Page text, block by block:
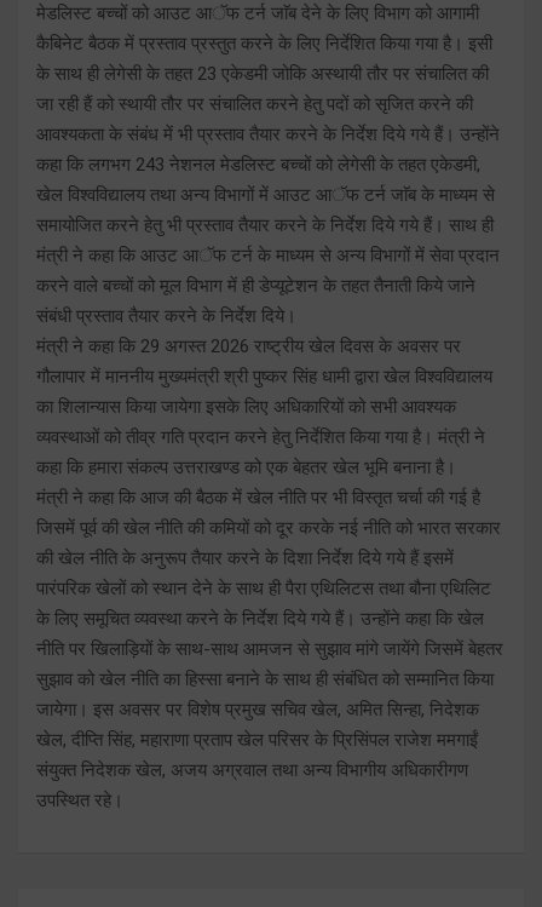
मेडलिस्ट बच्चों को आउट आॅफ टर्न जाॅब देने के लिए विभाग को आगामी
कैबिनेट बैठक में प्रस्ताव प्रस्तुत करने के लिए निर्देशित किया गया है। इसी
के साथ ही लेगेसी के तहत 23 एकेडमी जोकि अस्थायी तौर पर संचालित की
जा रही हैं को स्थायी तौर पर संचालित करने हेतु पदों को सृजित करने की
आवश्यकता के संबंध में भी प्रस्ताव तैयार करने के निर्देश दिये गये हैं। उन्होंने
कहा कि लगभग 243 नेशनल मेडलिस्ट बच्चों को लेगेसी के तहत एकेडमी,
खेल विश्वविद्यालय तथा अन्य विभागों में आउट आॅफ टर्न जाॅब के माध्यम से
समायोजित करने हेतु भी प्रस्ताव तैयार करने के निर्देश दिये गये हैं। साथ ही
मंत्री ने कहा कि आउट आॅफ टर्न के माध्यम से अन्य विभागों में सेवा प्रदान
करने वाले बच्चों को मूल विभाग में ही डेप्यूटेशन के तहत तैनाती किये जाने
संबंधी प्रस्ताव तैयार करने के निर्देश दिये।
मंत्री ने कहा कि 29 अगस्त 2026 राष्ट्रीय खेल दिवस के अवसर पर
गौलापार में माननीय मुख्यमंत्री श्री पुष्कर सिंह धामी द्वारा खेल विश्वविद्यालय
का शिलान्यास किया जायेगा इसके लिए अधिकारियों को सभी आवश्यक
व्यवस्थाओं को तीव्र गति प्रदान करने हेतु निर्देशित किया गया है। मंत्री ने
कहा कि हमारा संकल्प उत्तराखण्ड को एक बेहतर खेल भूमि बनाना है।
मंत्री ने कहा कि आज की बैठक में खेल नीति पर भी विस्तृत चर्चा की गई है
जिसमें पूर्व की खेल नीति की कमियों को दूर करके नई नीति को भारत सरकार
की खेल नीति के अनुरूप तैयार करने के दिशा निर्देश दिये गये हैं इसमें
पारंपरिक खेलों को स्थान देने के साथ ही पैरा एथिलिटस तथा बौना एथिलिट
के लिए समूचित व्यवस्था करने के निर्देश दिये गये हैं। उन्होंने कहा कि खेल
नीति पर खिलाड़ियों के साथ-साथ आमजन से सुझाव मांगे जायेंगे जिसमें बेहतर
सुझाव को खेल नीति का हिस्सा बनाने के साथ ही संबंधित को सम्मानित किया
जायेगा। इस अवसर पर विशेष प्रमुख सचिव खेल, अमित सिन्हा, निदेशक
खेल, दीप्ति सिंह, महाराणा प्रताप खेल परिसर के प्रिसिंपल राजेश ममगाईं
संयुक्त निदेशक खेल, अजय अग्रवाल तथा अन्य विभागीय अधिकारीगण
उपस्थित रहे।